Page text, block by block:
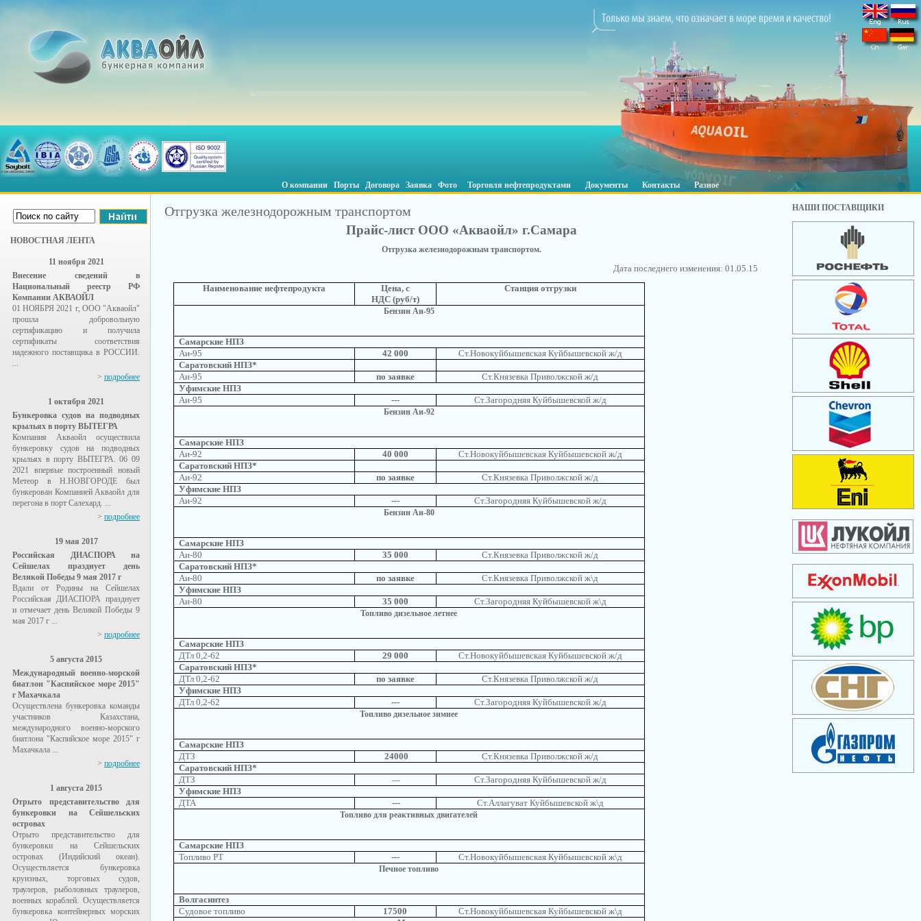
О компании Порты Договора Заявка Фото Торговля нефтепродуктами Документы Контакты Разное
НОВОСТНАЯ ЛЕНТА
11 ноября 2021
Внесение сведений в
Национальный реестр РФ
Компании АКВАОЙЛ
01 НОЯБРЯ 2021 г, ООО "Акваойл"
прошла добровольную
сертификацию и получила
сертификаты соответствия
надежного поставщика в РОССИИ.
...
> подробнее
1 октября 2021
Бункеровка судов на подводных
крыльях в порту ВЫТЕГРА
Компания Акваойл осуществила
бункеровку судов на подводных
крыльях в порту ВЫТЕГРА. 06 09
2021 впервые построенный новый
Метеор в Н.НОВГОРОДЕ был
бункерован Компанией Акваойл для
перегона в порт Салехард. ...
> подробнее
19 мая 2017
Российская ДИАСПОРА на
Сейшелах празднует день
Великой Победы 9 мая 2017 г
Вдали от Родины на Сейшелах
Российская ДИАСПОРА празднует
и отмечает день Великой Победы 9
мая 2017 г ...
> подробнее
5 августа 2015
Международный военно-морской
биатлон "Каспийское море 2015"
г Махачкала
Осуществлена бункеровка команды
участников Казахстана,
международного военно-морского
биатлона "Каспийское море 2015" г
Махачкала ...
> подробнее
1 августа 2015
Отрыто представительство для
бункеровки на Сейшельских
островах
Отрыто представительство для
бункеровки на Сейшельских
островах (Индийский океан).
Осуществляется бункеровка
круизных, торговых судов,
траулеров, рыболовных траулеров,
военных кораблей. Осуществляется
бункеровка контейнерных морских
Отгрузка железнодорожным транспортом
Прайс-лист ООО «Акваойл» г.Самара
Отгрузка железнодорожным транспортом.
Дата последнего изменения: 01.05.15
Наименование нефтепродукта
Цена, с
НДС (руб/т)
Станция отгрузки
Бензин Аи-95
Самарские НПЗ
Аи-95
42 000
Ст.Новокуйбышевская Куйбышевской ж/д
Саратовский НПЗ*
Аи-95
по заявке
Ст.Князевка Приволжской ж/д
Уфимские НПЗ
Аи-95
--- Ст.Загородняя Куйбышевской ж/д
Бензин Аи-92
Самарские НПЗ
Аи-92
40 000
Ст.Новокуйбышевская Куйбышевской ж/д
Саратовский НПЗ*
Аи-92
по заявке
Ст.Князевка Приволжской ж/д
Уфимские НПЗ
Аи-92
--- Ст.Загородняя Куйбышевской ж/д
Бензин Аи-80
Самарские НПЗ
Аи-80
35 000
Ст.Князевка Приволжской ж/д
Саратовский НПЗ*
Аи-80
по заявке
Ст.Князевка Приволжской ж\д
Уфимские НПЗ
Аи-80
35 000 Ст.Загородняя Куйбышевской ж\д
Топливо дизельное летнее
Самарские НПЗ
ДТл 0,2-62
29 000
Ст.Новокуйбышевская Куйбышевской ж/д
Саратовский НПЗ*
ДТл 0,2-62
по заявке
Ст.Князевка Приволжской ж/д
Уфимские НПЗ
ДТл 0,2-62
--- Ст.Загородняя Куйбышевской ж/д
Топливо дизельное зимнее
Самарские НПЗ
ДТЗ
24000
Ст.Князевка Приволжской ж/д
Саратовский НПЗ*
ДТЗ
---
Ст.Загородняя Куйбышевской ж/д
Уфимские НПЗ
ДТА
--- Ст.Аллагуват Куйбышевской ж\д
Топливо для реактивных двигателей
Самарские НПЗ
Топливо РТ
--- Ст.Новокуйбышевская Куйбышевской ж\д
Печное топливо
Волгасинтез
Судовое топливо
17500 Ст.Новокуйбышевская Куйбышевской ж\д
НАШИ ПОСТАВЩИКИ